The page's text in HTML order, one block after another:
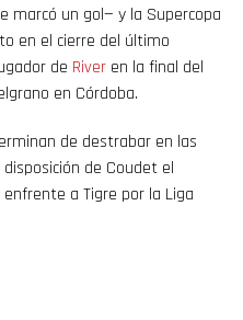
marcó un gol— y la Supercopa
en el cierre del último
de River en la final del
en Córdoba.
de destrabar en las
de Coudet el
a Tigre por la Liga